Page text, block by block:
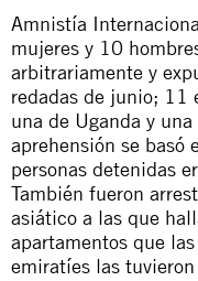
Amnistía
mujeres y 10
arbitrariamente y
redadas de junio; 11
una de Uganda y
aprehensión se basó
personas detenidas
También fueron
asiático a las que
apartamentos que
emiratíes las